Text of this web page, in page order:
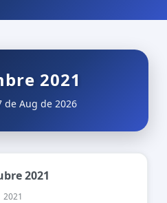
2021
de Aug de 2026
2021
2021